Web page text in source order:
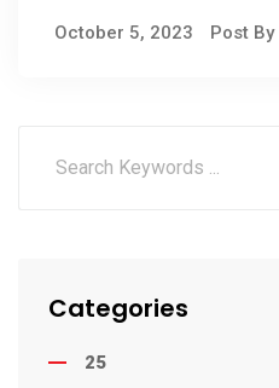
October 5, 2023 Post By
Categories
25